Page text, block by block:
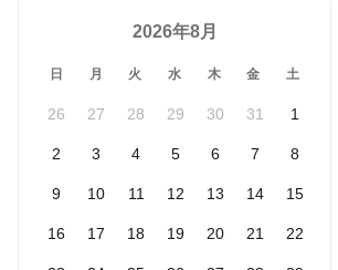
2026年8月
日 月 火 水 木 金 土
26 27 28 29 30 31 1
2 3 4 5 6 7 8
9 10 11 12 13 14 15
16 17 18 19 20 21 22